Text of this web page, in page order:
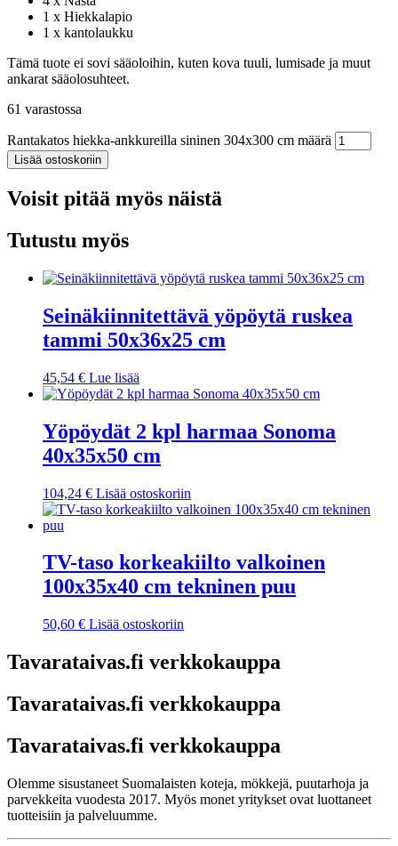
1 x Hiekkalapio
1 x kantolaukku
Tämä tuote ei sovi sääoloihin, kuten kova tuuli, lumisade ja muut
ankarat sääolosuhteet.
61 varastossa
Rantakatos hiekka-ankkureilla sininen 304x300 cm määrä
Lisää ostoskoriin
Voisit pitää myös näistä
Tutustu myös
Seinäkiinnitettävä yöpöytä ruskea
tammi 50x36x25 cm
45,54 € Lue lisää
Yöpöydät 2 kpl harmaa Sonoma
40x35x50 cm
104,24 € Lisää ostoskoriin
TV-taso korkeakiilto valkoinen
100x35x40 cm tekninen puu
50,60 € Lisää ostoskoriin
Tavarataivas.fi verkkokauppa
Tavarataivas.fi verkkokauppa
Tavarataivas.fi verkkokauppa
Olemme sisustaneet Suomalaisten koteja, mökkejä, puutarhoja ja
parvekkeita vuodesta 2017. Myös monet yritykset ovat luottaneet
tuotteisiin ja palveluumme.